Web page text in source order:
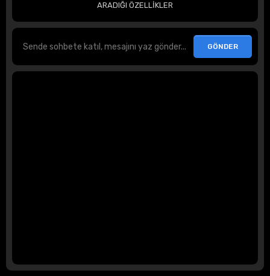
ARADIĞI ÖZELLİKLER